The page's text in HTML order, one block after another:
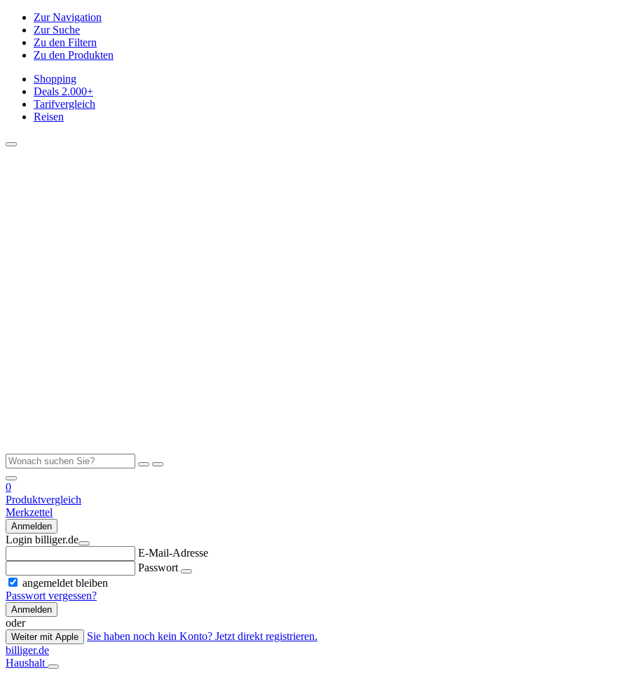
Zur Navigation
Zur Suche
Zu den Filtern
Zu den Produkten
Shopping
Deals 2.000+
Tarifvergleich
Reisen
0
Produktvergleich
Merkzettel
Anmelden
Login billiger.de
E-Mail-Adresse
Passwort
angemeldet bleiben
Passwort vergessen?
Anmelden
oder
Weiter mit Apple
Sie haben noch kein Konto? Jetzt direkt registrieren.
billiger.de
Haushalt